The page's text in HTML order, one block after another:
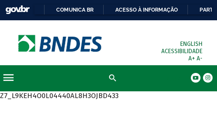
COMUNICA BR ACESSO À INFORMAÇÃO
ENGLISH
ACESSIBILIDADE
A+ A-
Z7_L9KEH4O0L04440AL8H3OJBD433